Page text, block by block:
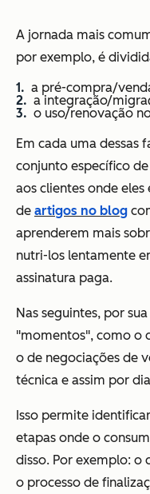
A jornada mais
por exemplo, é
a pré-compra/
a integração/
o uso/renovação
Em cada uma dessas
conjunto específico
aos clientes onde
de artigos no blog
aprenderem mais
nutri-los lentamente
assinatura paga.
Nas seguintes, por
"momentos", como o
o de negociações de
técnica e assim por
Isso permite
etapas onde o
disso. Por exemplo: o
o processo de